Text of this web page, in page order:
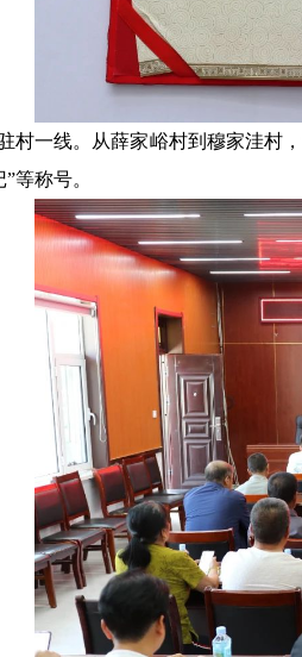
村一线。从薛家峪村到穆家洼村，
等称号。